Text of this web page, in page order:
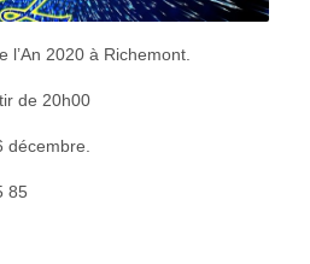
l’An 2020 à Richemont.
de 20h00
décembre.
85